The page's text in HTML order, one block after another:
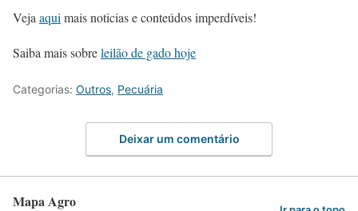
Veja aqui mais noticias e conteúdos imperdíveis!
Saiba mais sobreleilão de gado hoje
Categorias: Outros, Pecuária
Deixar um comentário
Mapa Agro